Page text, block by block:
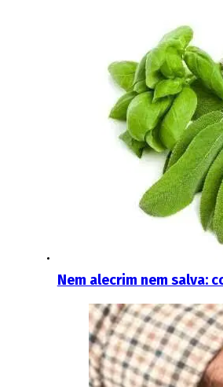
Nem alecrim nem salva: